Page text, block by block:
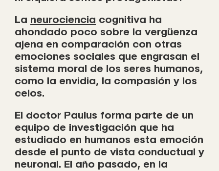
La neurociencia cognitiva ha
ahondado poco sobre la vergüenza
ajena en comparación con otras
emociones sociales que engrasan el
sistema moral de los seres humanos,
como la envidia, la compasión y los
celos.
El doctor Paulus forma parte de un
equipo de investigación que ha
estudiado en humanos esta emoción
desde el punto de vista conductual y
neuronal. El año pasado, en la